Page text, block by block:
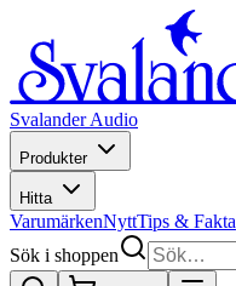
Svalander Audio
Produkter
Hitta
VarumärkenNyttTips & Fakta
Sök i shoppen